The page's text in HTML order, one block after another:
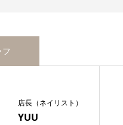
店長（ネイリスト）
YUU